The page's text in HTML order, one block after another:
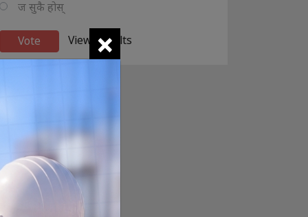
ज सुकै होस्
View Results
×